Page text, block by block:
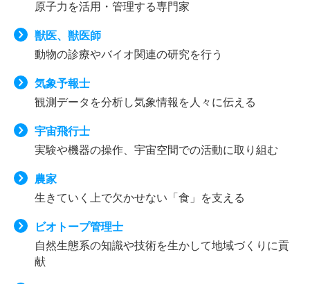
原子力を活用・管理する専門家
獣医、獣医師
動物の診療やバイオ関連の研究を行う
気象予報士
観測データを分析し気象情報を人々に伝える
宇宙飛行士
実験や機器の操作、宇宙空間での活動に取り組む
農家
生きていく上で欠かせない「食」を支える
ビオトープ管理士
自然生態系の知識や技術を生かして地域づくりに貢
献